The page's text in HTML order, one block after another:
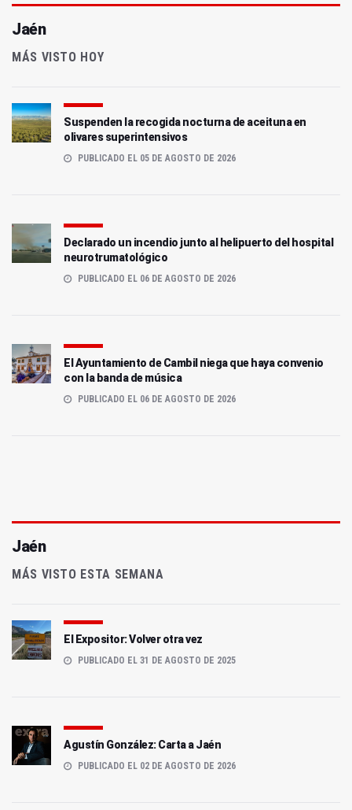
Jaén
MÁS VISTO HOY
Suspenden la recogida nocturna de aceituna en
olivares superintensivos
PUBLICADO EL 05 DE AGOSTO DE 2026
Declarado un incendio junto al helipuerto del hospital
neurotrumatológico
PUBLICADO EL 06 DE AGOSTO DE 2026
El Ayuntamiento de Cambil niega que haya convenio
con la banda de música
PUBLICADO EL 06 DE AGOSTO DE 2026
Jaén
MÁS VISTO ESTA SEMANA
El Expositor: Volver otra vez
PUBLICADO EL 31 DE AGOSTO DE 2025
Agustín González: Carta a Jaén
PUBLICADO EL 02 DE AGOSTO DE 2026